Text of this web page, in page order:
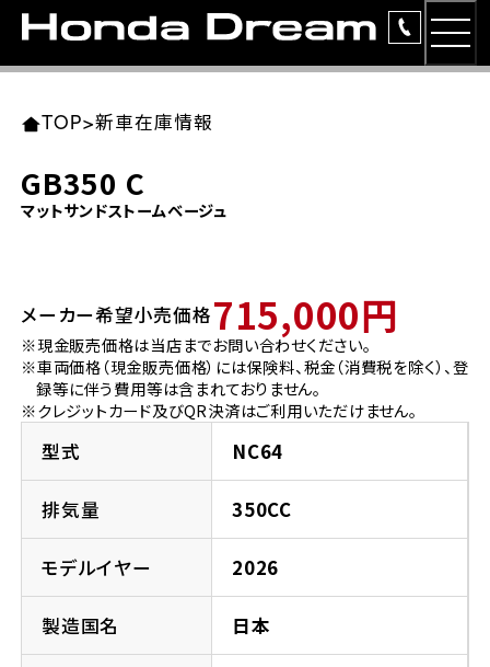
ラインアップ
レンタルバイク
洋用品
イベント
法人向けサービス
お問い合わせ
TOP>新車在庫情報
GB350 C
マットサンドストームベージュ
メーカー希望小売価格715,000円
※現金販売価格は当店までお問い合わせください。
※車両価格（現金販売価格）には保険料、税金（消費税を除く）、登
録等に伴う費用等は含まれておりません。
※クレジットカード及びQR決済はご利用いただけません。
型式 NC64
排気量 350CC
モデルイヤー 2026
製造国名 日本
東北エリア 店舗一覧
岩手県
宮城県
ホンダドリーム 仙台泉
ホンダドリーム 宮城岩沼
福島県
ホンダドリーム 郡山
関東エリア 店舗一覧
東京都
ホンダドリーム 西東京
ホンダドリーム 練馬
ホンダドリーム 板橋
ホンダドリーム 葛飾
ホンダドリーム 大田
ホンダドリーム 立川
中部エリア 店舗一覧
愛知県
ホンダドリーム 名古屋南
ホンダドリーム 小牧
ホンダドリーム 名古屋東
ホンダドリーム 一宮
ホンダドリーム 豊橋
ホンダドリーム 名古屋上小田井
近畿エリア 店舗一覧
大阪府
ホンダドリーム 箕面
ホンダドリーム 藤井寺
ホンダドリーム 東淀川
ホンダドリーム 豊中
京都府
ホンダドリーム 京都伏見
中国・四国エリア 店舗一覧
岡山県
広島県
ホンダドリーム 広島
ホンダドリーム 福山
徳島県
ホンダドリーム 徳島
九州エリア 店舗一覧
福岡県
ホンダドリーム 福岡東
ホンダドリーム 久留米
ホンダドリーム 福岡春日
ホンダドリーム 福岡西
熊本県
ホンダドリーム 熊本